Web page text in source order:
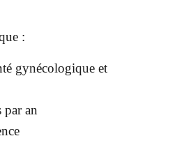
:
gynécologique et
par an